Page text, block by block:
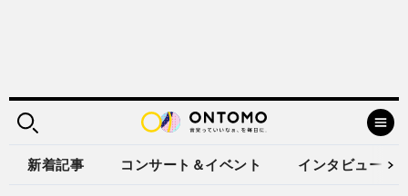
新着記事 コンサート＆イベント インタビュー